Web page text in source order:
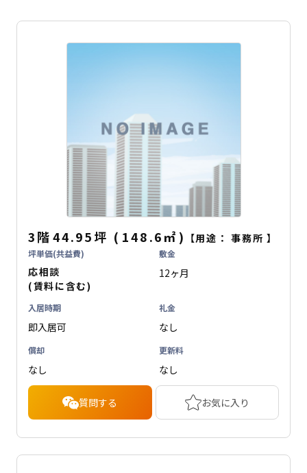
3階44.95坪 ( 148.6㎡ ) 【用途：事務所 】
坪単価(共益費)
応相談
(賃料に含む)
敷金
12ヶ月
入居時期
即入居可
礼金
なし
償却
なし
更新料
なし
質問する お気に入り